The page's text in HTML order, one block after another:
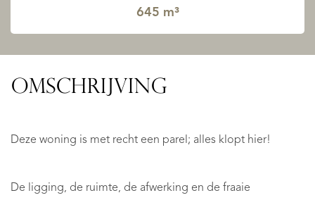
645 m³
OMSCHRIJVING
Deze woning is met recht een parel; alles klopt hier!
De ligging, de ruimte, de afwerking en de fraaie